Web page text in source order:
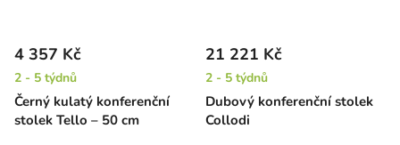
Černý kulatý konferenční
stolek Tello – 50 cm
4 357 Kč
2 - 5 týdnů
Dubový konferenční stolek
Collodi
21 221 Kč
2 - 5 týdnů